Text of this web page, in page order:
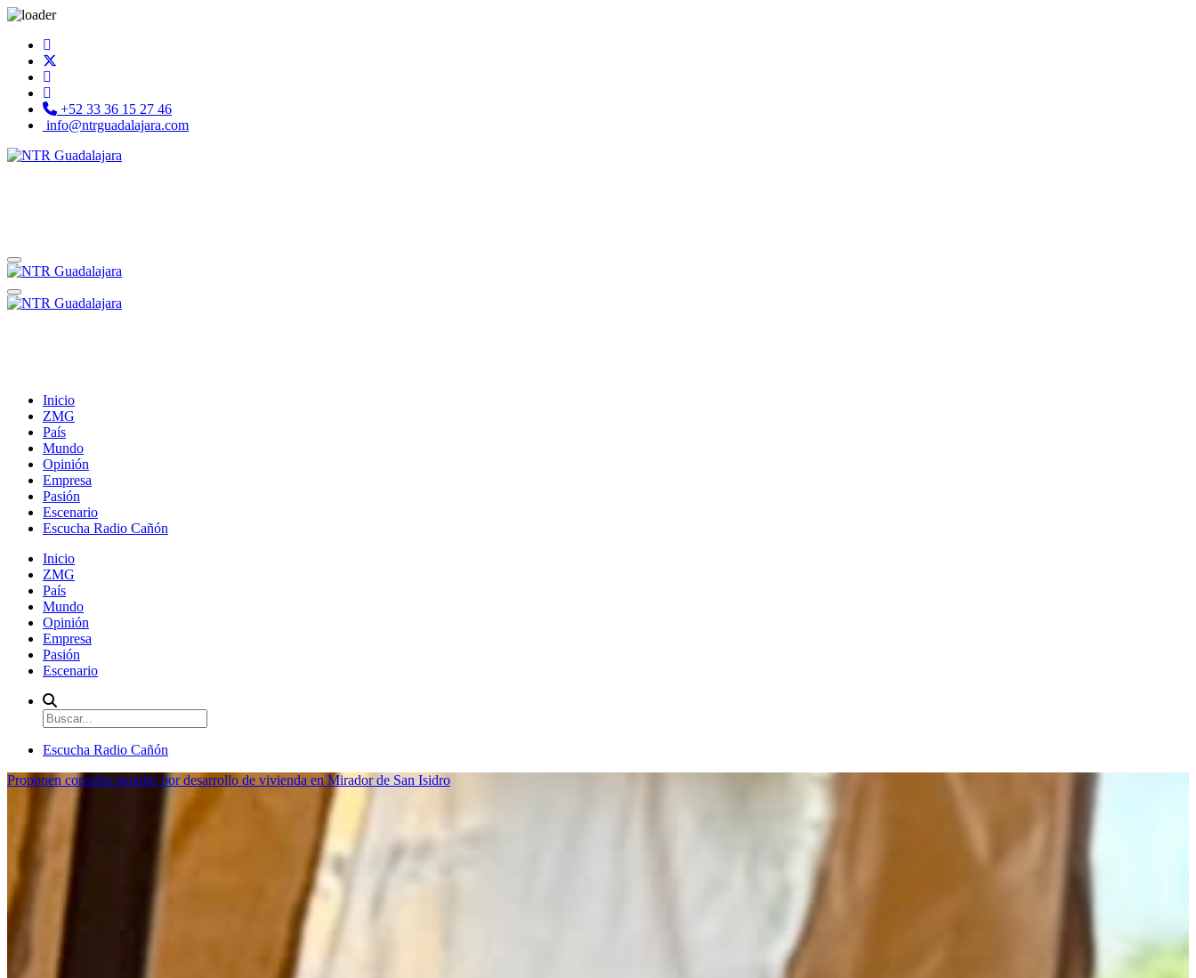
+52 33 36 15 27 46
info@ntrguadalajara.com
Inicio
ZMG
País
Mundo
Opinión
Empresa
Pasión
Escenario
Escucha Radio Cañón
Inicio
ZMG
País
Mundo
Opinión
Empresa
Pasión
Escenario
Escucha Radio Cañón
Proponen consulta popular por desarrollo de vivienda en Mirador de San Isidro